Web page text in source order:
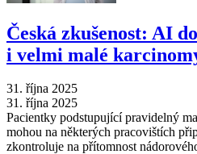
Česká zkušenost: AI
i velmi malé
31. října 2025
31. října 2025
Pacientky podstupující pravidelný
mohou na některých pracovištích
zkontroluje na přítomnost